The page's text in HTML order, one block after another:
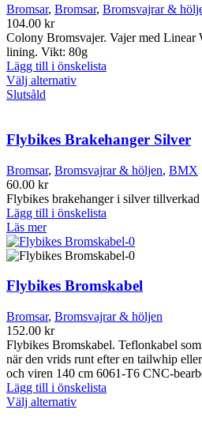
Bromsar, Bromsar, Bromsvajrar &
104.00 kr
Colony Bromsvajer. Vajer med
lining. Vikt: 80g
Lägg till i önskelista
Välj alternativDen
flera
varianter.
olika
alternativen
kan
väljas
produktsidan
Slutsåld
Flybikes Brakehanger Silver
Bromsar, Bromsvajrar & höljen, BMX
60.00 kr
Flybikes brakehanger i silver
Lägg till i önskelista
Läs mer
Flybikes Bromskabel
Bromsar, Bromsvajrar & höljen
152.00 kr
Flybikes Bromskabel. Teflonkabel
när den vrids runt efter en tailwhip
och viren 140 cm 6061-T6 CNC-
Lägg till i önskelista
Välj alternativDen